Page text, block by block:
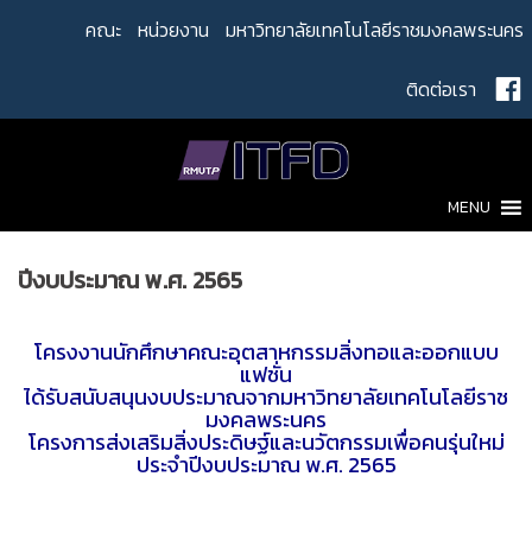
คณะ หน่วยงาน มหาวิทยาลัยเทคโนโลยีราชมงคลพระนคร
ติดต่อเรา
MENU
ปีงบประมาณ พ.ศ. 2565
โครงงานนักศึกษาคณะอุตสาหกรรมสิ่งทอและออกแบบ
แฟชั่น
ได้รับสนับสนุนงบประมาณจากมหาวิทยาลัยเทคโนโลยีราช
มงคลพระนคร
โครงการส่งเสริมสิ่งประดิษฐ์และนวัตกรรมเพื่อคนรุ่นใหม่
ประจำปีงบประมาณ พ.ศ. 2565